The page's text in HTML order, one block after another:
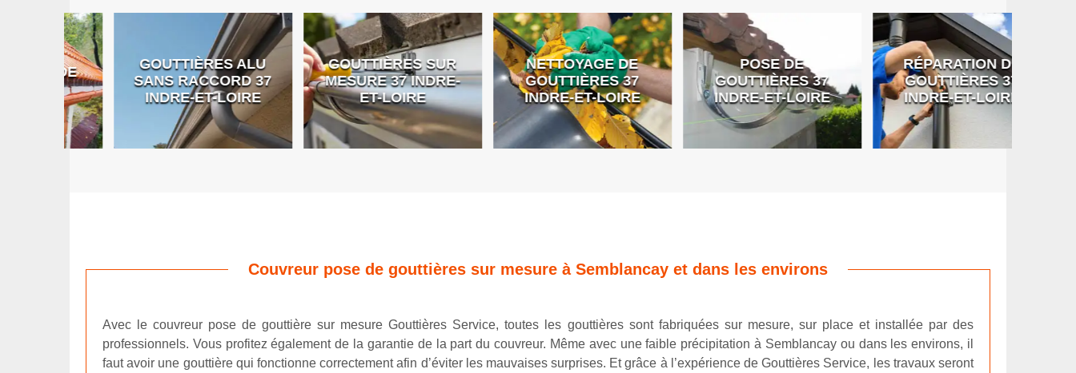
GOUTTIÈRES ALU
SANS RACCORD 37
INDRE-ET-LOIRE
GOUTTIÈRES SUR
MESURE 37 INDRE-
ET-LOIRE
NETTOYAGE DE
GOUTTIÈRES 37
INDRE-ET-LOIRE
POSE DE
GOUTTIÈRES 37
INDRE-ET-LOIRE
RÉPARATION DE
GOUTTIÈRES 37
INDRE-ET-LOIRE
Couvreur pose de gouttières sur mesure à Semblancay et dans les environs
Avec le couvreur pose de gouttière sur mesure Gouttières Service, toutes les gouttières sont fabriquées sur mesure, sur place et installée par des
professionnels. Vous profitez également de la garantie de la part du couvreur. Même avec une faible précipitation à Semblancay ou dans les environs, il
faut avoir une gouttière qui fonctionne correctement afin d’éviter les mauvaises surprises. Et grâce à l’expérience de Gouttières Service, les travaux seront